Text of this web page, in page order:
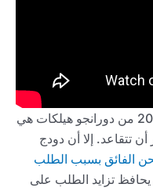
كان من المفترض أن تكون نسخة 2021 من دورانجو هيلكات هي
تتقاعد. إلا أن دودج
الفائق بسبب الطلب
تزايد الطلب على